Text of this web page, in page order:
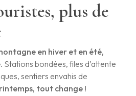
plus de
en hiver et en été,
. Stations bondées, files d’attente
sentiers envahis de
tout change!